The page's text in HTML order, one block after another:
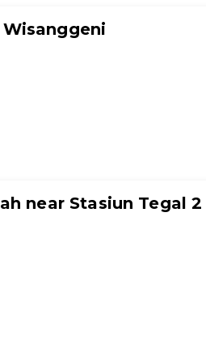
Wisanggeni
near Stasiun Tegal 2